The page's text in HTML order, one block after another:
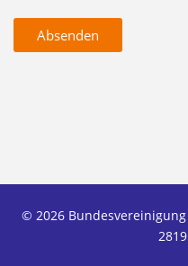
Absenden
© 2026 Bundesvereinigung